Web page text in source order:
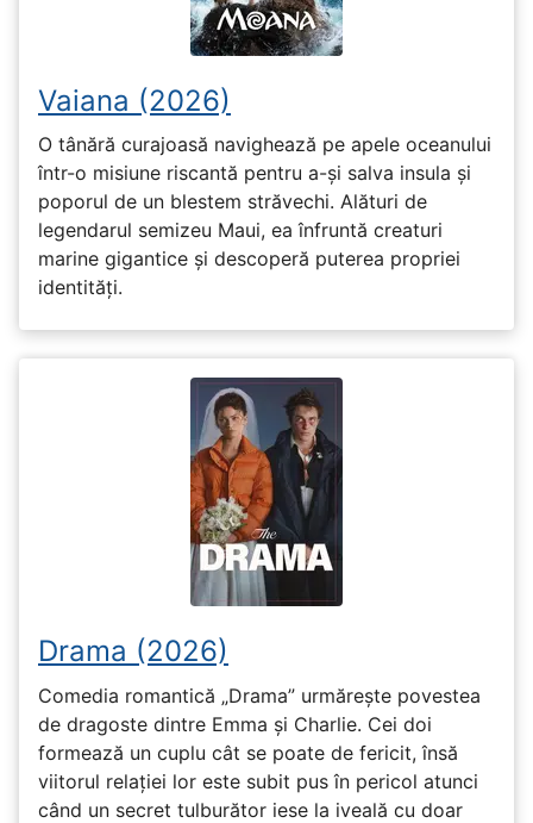
Vaiana (2026)
O tânără curajoasă navighează pe apele oceanului
într-o misiune riscantă pentru a-și salva insula și
poporul de un blestem străvechi. Alături de
legendarul semizeu Maui, ea înfruntă creaturi
marine gigantice și descoperă puterea propriei
identități.
Drama (2026)
Comedia romantică „Drama” urmărește povestea
de dragoste dintre Emma și Charlie. Cei doi
formează un cuplu cât se poate de fericit, însă
viitorul relației lor este subit pus în pericol atunci
când un secret tulburător iese la iveală cu doar